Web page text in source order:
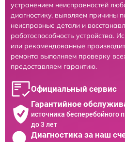
устранением неисправностей
диагностику, выявляем причины
неисправные детали и
работоспособность устройства.
или рекомендованные
ремонта выполняем проверку
предоставляем гарантию.
Официальный сервис
Гарантийное
источника бесперебойного
до 3 лет
Диагностика за наш